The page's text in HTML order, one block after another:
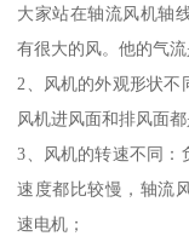
大家站在轴流风机轴
有很大的风。他的气
2、风机的外观形状不
风机进风面和排风面都
3、风机的转速不同：
速度都比较慢，轴流
速电机；